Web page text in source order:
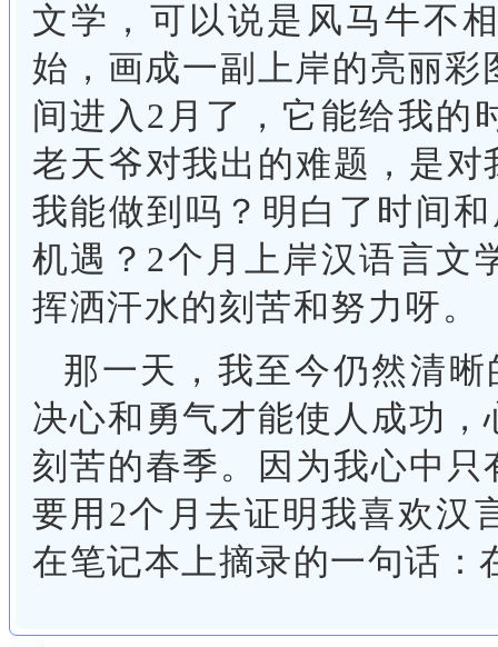
文学，可以说是风马牛不
始，画成一副上岸的亮丽
间进入2月了，它能给我的
老天爷对我出的难题，是
我能做到吗？明白了时间
机遇？2个月上岸汉语言文
挥洒汗水的刻苦和努力呀。
那一天，我至今仍然清
决心和勇气才能使人成功
刻苦的春季。因为我心中
要用2个月去证明我喜欢汉
在笔记本上摘录的一句话：